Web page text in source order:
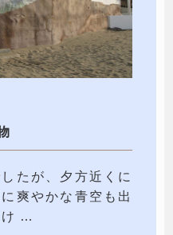
たが、夕方近くに
爽やかな青空も出
け …